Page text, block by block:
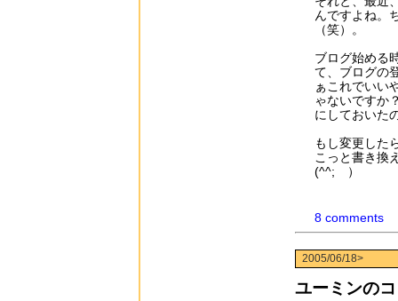
んですよね。
（笑）。
ブログ始める
て、ブログの
ぁこれでいい
ゃないですか
にしておいた
もし変更した
こっと書き換
(^^;ゞ）
8 comments
2005/06/18>
ユーミンの